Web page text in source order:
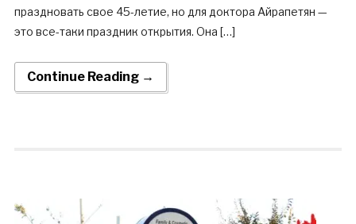
праздновать свое 45-летие, но для доктора Айрапетян —
это все-таки праздник открытия. Она […]
Continue Reading →